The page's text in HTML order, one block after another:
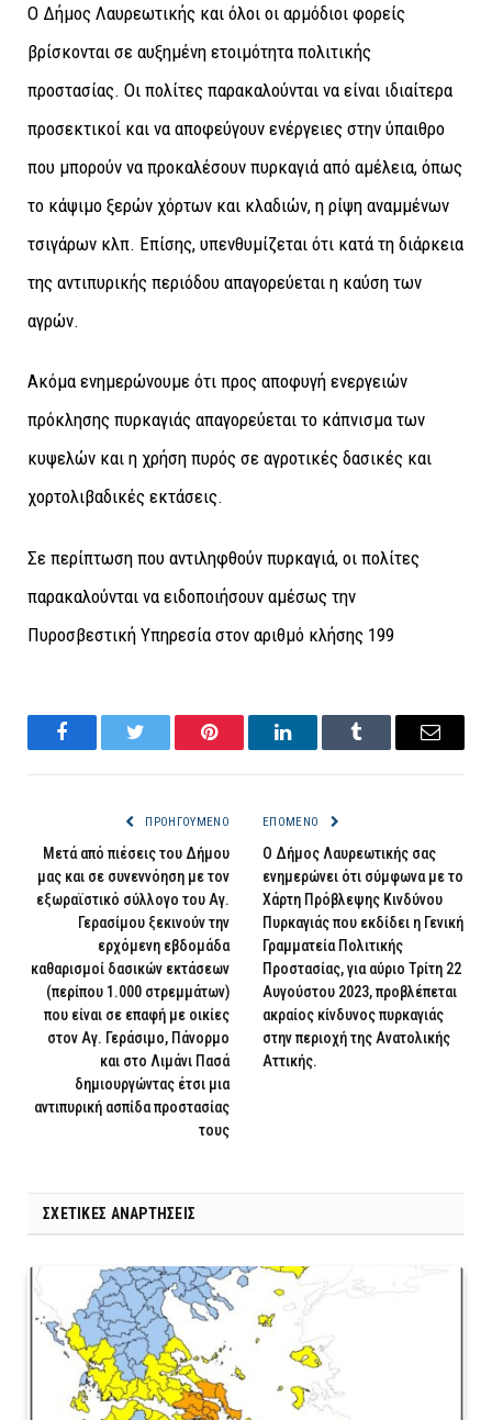
Ο Δήμος Λαυρεωτικής και όλοι οι αρμόδιοι φορείς
βρίσκονται σε αυξημένη ετοιμότητα πολιτικής
προστασίας. Οι πολίτες παρακαλούνται να είναι ιδιαίτερα
προσεκτικοί και να αποφεύγουν ενέργειες στην ύπαιθρο
που μπορούν να προκαλέσουν πυρκαγιά από αμέλεια, όπως
το κάψιμο ξερών χόρτων και κλαδιών, η ρίψη αναμμένων
τσιγάρων κλπ. Επίσης, υπενθυμίζεται ότι κατά τη διάρκεια
της αντιπυρικής περιόδου απαγορεύεται η καύση των
αγρών.
Ακόμα ενημερώνουμε ότι προς αποφυγή ενεργειών
πρόκλησης πυρκαγιάς απαγορεύεται το κάπνισμα των
κυψελών και η χρήση πυρός σε αγροτικές δασικές και
χορτολιβαδικές εκτάσεις.
Σε περίπτωση που αντιληφθούν πυρκαγιά, οι πολίτες
παρακαλούνται να ειδοποιήσουν αμέσως την
Πυροσβεστική Υπηρεσία στον αριθμό κλήσης 199
FacebookTwitter Pinterest LinkedInTumblr Email
ΠΡΟΗΓΟΎΜΕΝΟ
Μετά από πιέσεις του Δήμου
μας και σε συνεννόηση με τον
εξωραϊστικό σύλλογο του Αγ.
Γερασίμου ξεκινούν την
ερχόμενη εβδομάδα
καθαρισμοί δασικών εκτάσεων
(περίπου 1.000 στρεμμάτων)
που είναι σε επαφή με οικίες
στον Αγ. Γεράσιμο, Πάνορμο
και στο Λιμάνι Πασά
δημιουργώντας έτσι μια
αντιπυρική ασπίδα προστασίας
τους
ΕΠΌΜΕΝΟ
Ο Δήμος Λαυρεωτικής σας
ενημερώνει ότι σύμφωνα με το
Χάρτη Πρόβλεψης Κινδύνου
Πυρκαγιάς που εκδίδει η Γενική
Γραμματεία Πολιτικής
Προστασίας, για αύριο Τρίτη 22
Αυγούστου 2023, προβλέπεται
ακραίος κίνδυνος πυρκαγιάς
στην περιοχή της Ανατολικής
Αττικής.
ΣΧΕΤΙΚΈΣ ΑΝΑΡΤΉΣΕΙΣ